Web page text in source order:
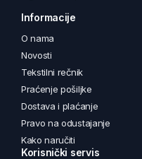
Informacije
O nama
Novosti
Tekstilni rečnik
Praćenje pošiljke
Dostava i plaćanje
Pravo na odustajanje
Kako naručiti
Korisnički servis